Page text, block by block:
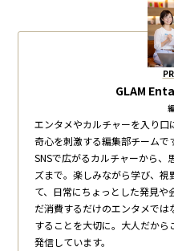
GLAM
エンタメやカルチャーを入り
奇心を刺激する編集部チームで
SNSで広がるカルチャーから、
ズまで。楽しみながら学び、
て、日常にちょっとした発見や
だ消費するだけのエンタメで
することを大切に。大人だから
発信しています。